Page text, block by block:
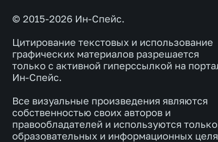
© 2015-2026 Ин-Спейс.
Цитирование текстовых и использование
графических материалов разрешается
только с активной гиперссылкой на
Ин-Спейс.
Все визуальные произведения являются
собственностью своих авторов и
правообладателей и используются
образовательных и информационных